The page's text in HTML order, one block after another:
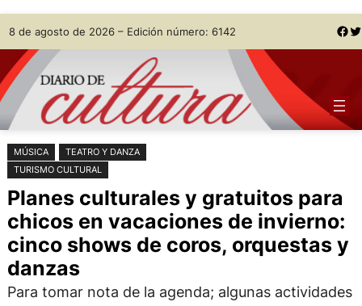
Saltar
al
contenido
Skip
to
content
8 de agosto de 2026 – Edición número: 6142 Facebook Twitter
MÚSICA
TEATRO Y DANZA
TURISMO CULTURAL
Planes culturales y gratuitos para
chicos en vacaciones de invierno:
cinco shows de coros, orquestas y
danzas
Para tomar nota de la agenda; algunas actividades